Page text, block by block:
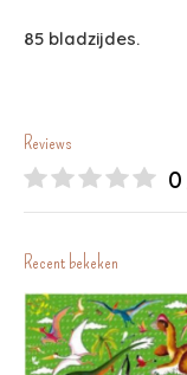
85 bladzijdes.
Reviews
0
Recent bekeken